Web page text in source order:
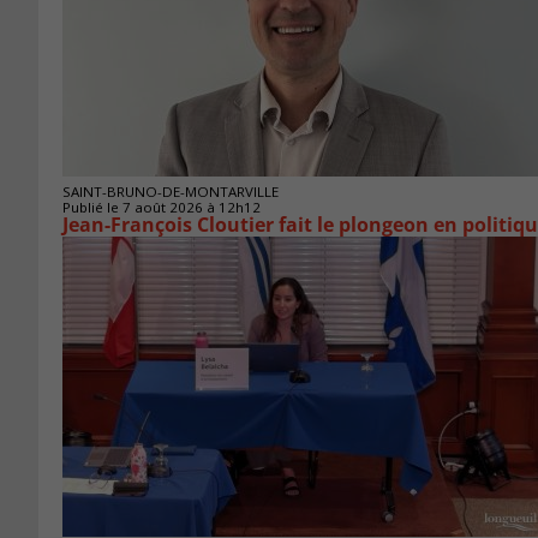
SAINT-BRUNO-DE-MONTARVILLE
Publié le 7 août 2026 à 12h12
Jean-François Cloutier fait le plongeon en